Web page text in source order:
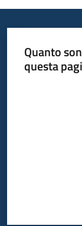
Quanto
questa